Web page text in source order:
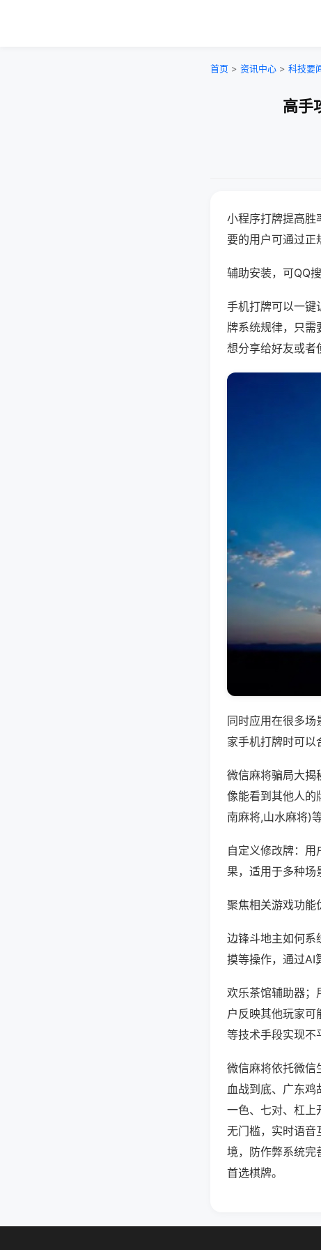
首页 > 资讯中心 > 科技要
高手
小程序打牌提高胜
要的用户可通过正
辅助安装，可QQ
手机打牌可以一键
牌系统规律，只需
想分享给好友或者
同时应用在很多场
家手机打牌时可以
微信麻将骗局大揭
像能看到其他人的
南麻将,山水麻将)
自定义修改牌：用
果，适用于多种场
聚焦相关游戏功能
边锋斗地主如何系
摸等操作，通过AI
欢乐茶馆辅助器；
户反映其他玩家可
等技术手段实现不
微信麻将依托微信
血战到底、广东
一色、七对、杠上
无门槛，实时语音
境，防作弊系统完
首选棋牌。